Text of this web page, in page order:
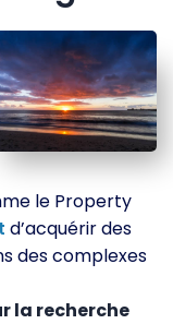
le Property
d’acquérir des
des complexes
la recherche